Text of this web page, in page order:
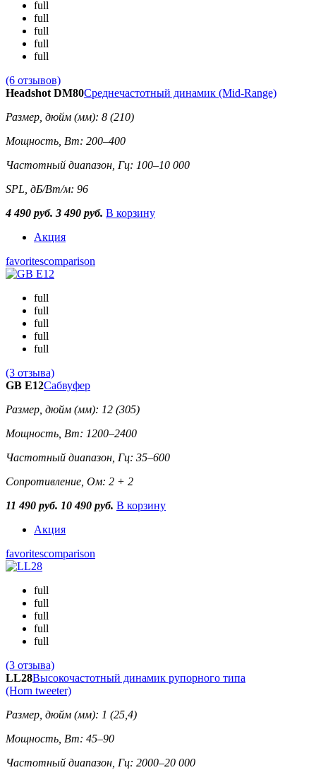
full
full
full
full
full
(6 отзывов)
Headshot DM80Среднечастотный динамик (Mid-Range)
Размер, дюйм (мм): 8 (210)
Мощность, Вт: 200–400
Частотный диапазон, Гц: 100–10 000
SPL, дБ/Вт/м: 96
4 490 руб. 3 490 руб. В корзину
Акция
favoritescomparison
full
full
full
full
full
(3 отзыва)
GB E12Сабвуфер
Размер, дюйм (мм): 12 (305)
Мощность, Вт: 1200–2400
Частотный диапазон, Гц: 35–600
Сопротивление, Ом: 2 + 2
11 490 руб. 10 490 руб. В корзину
Акция
favoritescomparison
full
full
full
full
full
(3 отзыва)
LL28Высокочастотный динамик рупорного типа
(Horn tweeter)
Размер, дюйм (мм): 1 (25,4)
Мощность, Вт: 45–90
Частотный диапазон, Гц: 2000–20 000